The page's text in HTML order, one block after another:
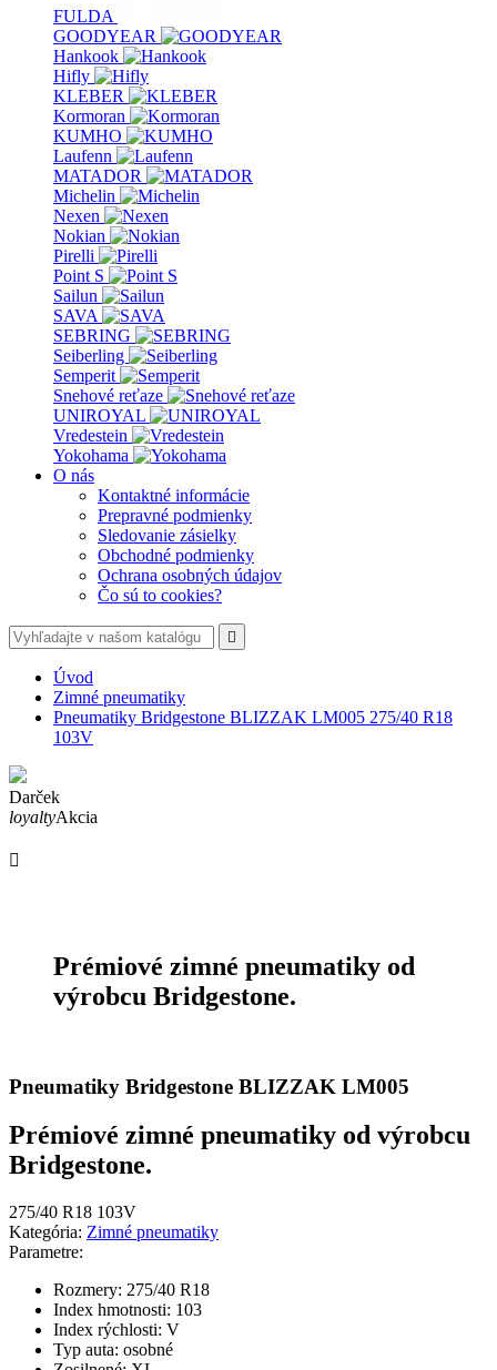
FULDA
GOODYEAR
Hankook
Hifly
KLEBER
Kormoran
KUMHO
Laufenn
MATADOR
Michelin
Nexen
Nokian
Pirelli
Point S
Sailun
SAVA
SEBRING
Seiberling
Semperit
Snehové reťaze
UNIROYAL
Vredestein
Yokohama
O nás
Kontaktné informácie
Prepravné podmienky
Sledovanie zásielky
Obchodné podmienky
Ochrana osobných údajov
Čo sú to cookies?

Úvod
Zimné pneumatiky
Pneumatiky Bridgestone BLIZZAK LM005 275/40 R18
103V
Darček
loyaltyAkcia

Prémiové zimné pneumatiky od
výrobcu Bridgestone.
Pneumatiky Bridgestone BLIZZAK LM005
Prémiové zimné pneumatiky od výrobcu
Bridgestone.
275/40 R18 103V
Kategória: Zimné pneumatiky
Parametre:
Rozmery: 275/40 R18
Index hmotnosti: 103
Index rýchlosti: V
Typ auta: osobné